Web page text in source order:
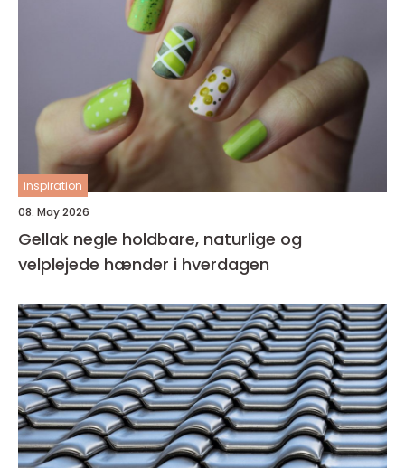
inspiration
08. May 2026
Gellak negle holdbare, naturlige og
velplejede hænder i hverdagen